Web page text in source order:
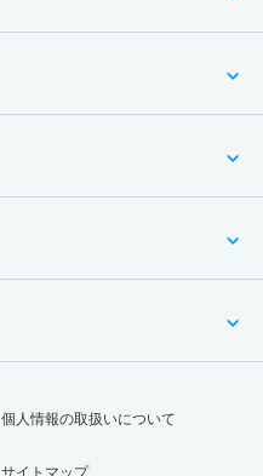
個人情報の取扱いについて
サイトマップ